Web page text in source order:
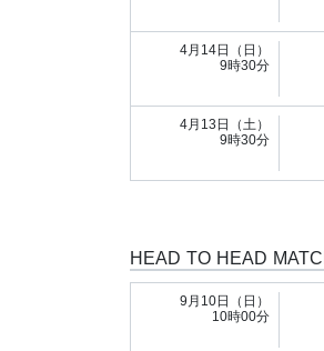
4月14日（日）
9時30分
4月13日（土）
9時30分
HEAD TO HEAD
9月10日（日）
10時00分